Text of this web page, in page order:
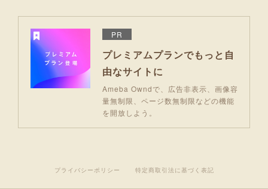
PR
プレミアムプランでもっと自
由なサイトに
Ameba Owndで、広告非表示、画像容
量無制限、ページ数無制限などの機能
を開放しよう。
プライバシーポリシー 特定商取引法に基づく表記